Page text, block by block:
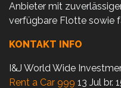
Anbieter mit
verfügbare Flotte sowie
KONTAKT INFO
I&J World Wide
Rent a Car 999 13 Jul br.